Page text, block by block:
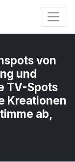
von
und
TV-Spots
Kreationen
ab,